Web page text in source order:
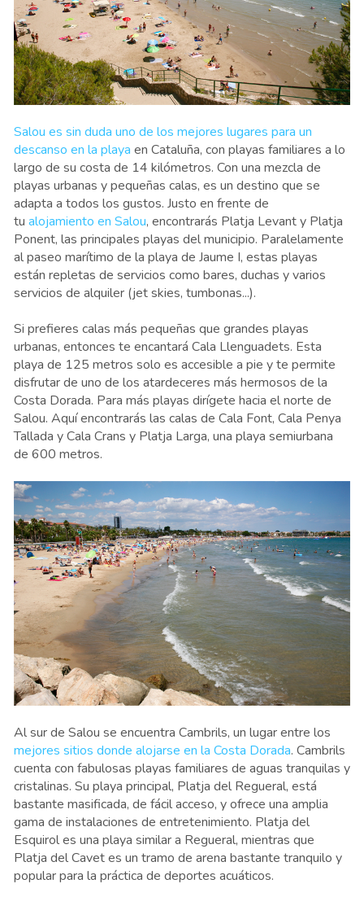
Salou es sin duda uno de los mejores lugares para un
descanso en la playa en Cataluña, con playas familiares a lo
largo de su costa de 14 kilómetros. Con una mezcla de
playas urbanas y pequeñas calas, es un destino que se
adapta a todos los gustos. Justo en frente de
tu alojamiento en Salou, encontrarás Platja Levant y Platja
Ponent, las principales playas del municipio. Paralelamente
al paseo marítimo de la playa de Jaume I, estas playas
están repletas de servicios como bares, duchas y varios
servicios de alquiler (jet skies, tumbonas...).
Si prefieres calas más pequeñas que grandes playas
urbanas, entonces te encantará Cala Llenguadets. Esta
playa de 125 metros solo es accesible a pie y te permite
disfrutar de uno de los atardeceres más hermosos de la
Costa Dorada. Para más playas dirígete hacia el norte de
Salou. Aquí encontrarás las calas de Cala Font, Cala Penya
Tallada y Cala Crans y Platja Larga, una playa semiurbana
de 600 metros.
Al sur de Salou se encuentra Cambrils, un lugar entre los
mejores sitios donde alojarse en la Costa Dorada. Cambrils
cuenta con fabulosas playas familiares de aguas tranquilas y
cristalinas. Su playa principal, Platja del Regueral, está
bastante masificada, de fácil acceso, y ofrece una amplia
gama de instalaciones de entretenimiento. Platja del
Esquirol es una playa similar a Regueral, mientras que
Platja del Cavet es un tramo de arena bastante tranquilo y
popular para la práctica de deportes acuáticos.